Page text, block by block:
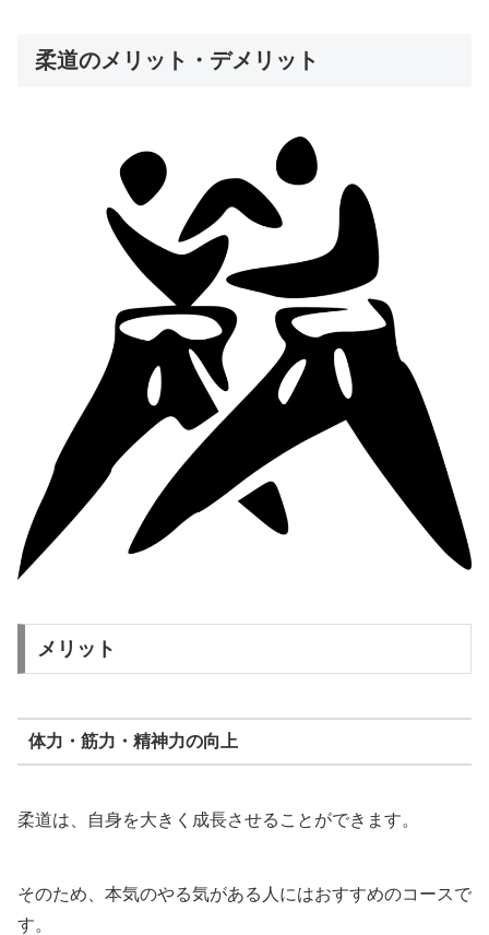
柔道のメリット・デメリット
メリット
体力・筋力・精神力の向上
柔道は、自身を大きく成長させることができます。
そのため、本気のやる気がある人にはおすすめのコースで
す。